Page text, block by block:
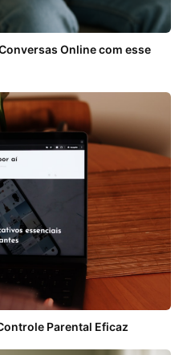
Online com esse
Parental Eficaz